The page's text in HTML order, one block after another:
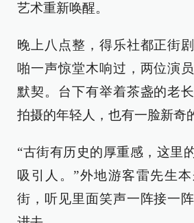
艺术重新唤醒。
晚上八点整，得乐社都正街
啪一声惊堂木响过，两位演
默契。台下有举着茶盏的老
拍摄的年轻人，也有一脸新奇
“古街有历史的厚重感，这里
吸引人。”外地游客雷先生
街，听见里面笑声一阵接一